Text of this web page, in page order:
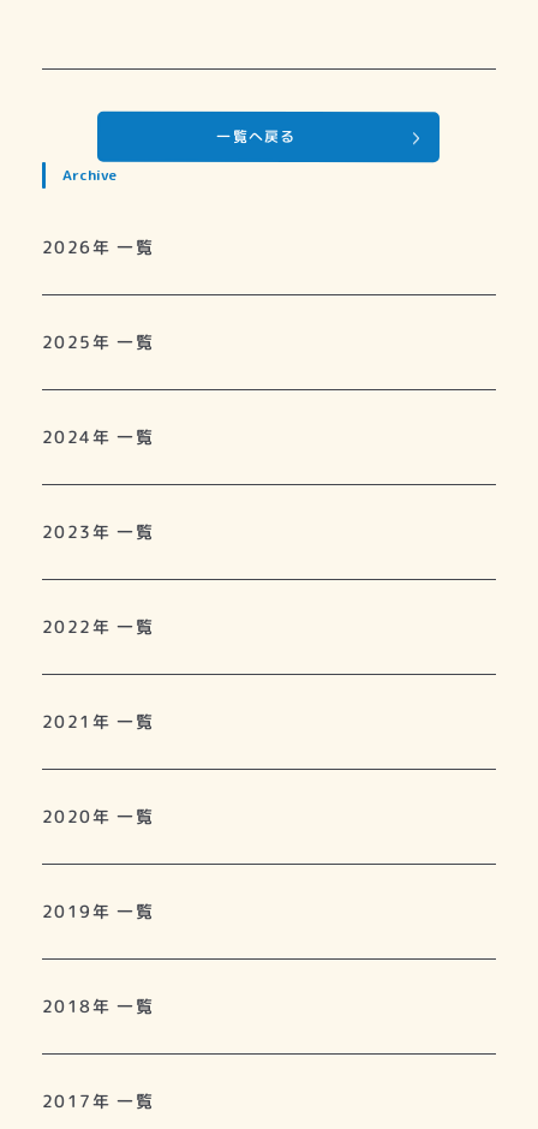
一覧へ戻る
Archive
2026年 一覧
2025年 一覧
2024年 一覧
2023年 一覧
2022年 一覧
2021年 一覧
2020年 一覧
2019年 一覧
2018年 一覧
2017年 一覧